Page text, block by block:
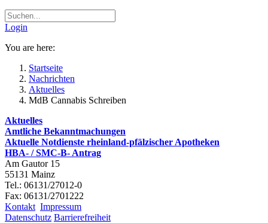
Login
You are here:
Startseite
Nachrichten
Aktuelles
MdB Cannabis Schreiben
Aktuelles
Amtliche Bekanntmachungen
Aktuelle Notdienste rheinland-pfälzischer Apotheken
HBA- / SMC-B- Antrag
Am Gautor 15
55131 Mainz
Tel.: 06131/27012-0
Fax: 06131/2701222
Kontakt Impressum
Datenschutz Barrierefreiheit